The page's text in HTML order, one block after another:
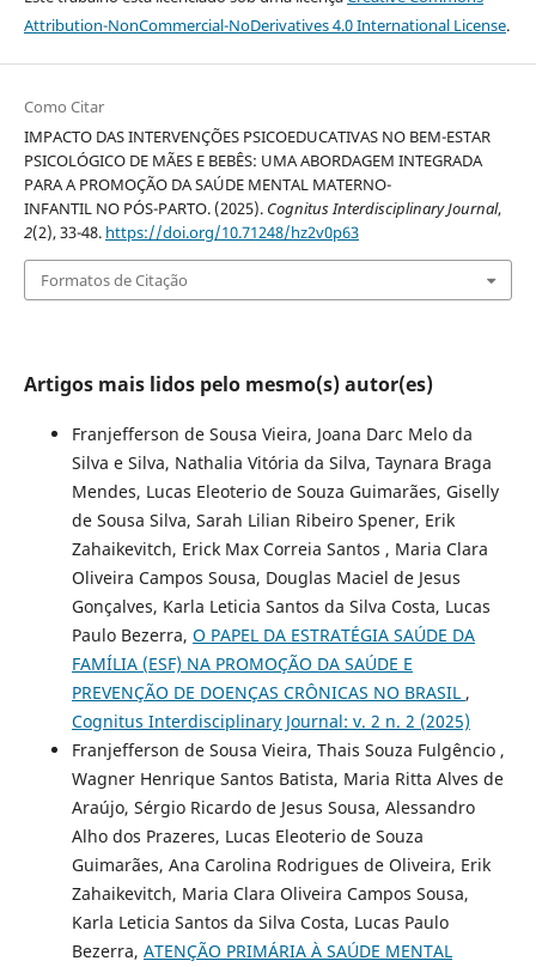
Attribution-NonCommercial-NoDerivatives 4.0 International License.
Como Citar
IMPACTO DAS INTERVENÇÕES PSICOEDUCATIVAS NO BEM-ESTAR
PSICOLÓGICO DE MÃES E BEBÊS: UMA ABORDAGEM INTEGRADA
PARA A PROMOÇÃO DA SAÚDE MENTAL MATERNO-
INFANTIL NO PÓS-PARTO. (2025). Cognitus Interdisciplinary Journal,
2(2), 33-48. https://doi.org/10.71248/hz2v0p63
Formatos de Citação
Artigos mais lidos pelo mesmo(s) autor(es)
Franjefferson de Sousa Vieira, Joana Darc Melo da
Silva e Silva, Nathalia Vitória da Silva, Taynara Braga
Mendes, Lucas Eleoterio de Souza Guimarães, Giselly
de Sousa Silva, Sarah Lilian Ribeiro Spener, Erik
Zahaikevitch, Erick Max Correia Santos , Maria Clara
Oliveira Campos Sousa, Douglas Maciel de Jesus
Gonçalves, Karla Leticia Santos da Silva Costa, Lucas
Paulo Bezerra, O PAPEL DA ESTRATÉGIA SAÚDE DA
FAMÍLIA (ESF) NA PROMOÇÃO DA SAÚDE E
PREVENÇÃO DE DOENÇAS CRÔNICAS NO BRASIL ,
Cognitus Interdisciplinary Journal: v. 2 n. 2 (2025)
Franjefferson de Sousa Vieira, Thais Souza Fulgêncio ,
Wagner Henrique Santos Batista, Maria Ritta Alves de
Araújo, Sérgio Ricardo de Jesus Sousa, Alessandro
Alho dos Prazeres, Lucas Eleoterio de Souza
Guimarães, Ana Carolina Rodrigues de Oliveira, Erik
Zahaikevitch, Maria Clara Oliveira Campos Sousa,
Karla Leticia Santos da Silva Costa, Lucas Paulo
Bezerra, ATENÇÃO PRIMÁRIA À SAÚDE MENTAL